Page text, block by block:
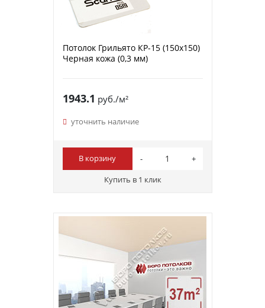
Потолок Грильято КР-15 (150х150)
Черная кожа (0,3 мм)
1943.1 руб./м²
уточнить наличие
В корзину
Купить в 1 клик